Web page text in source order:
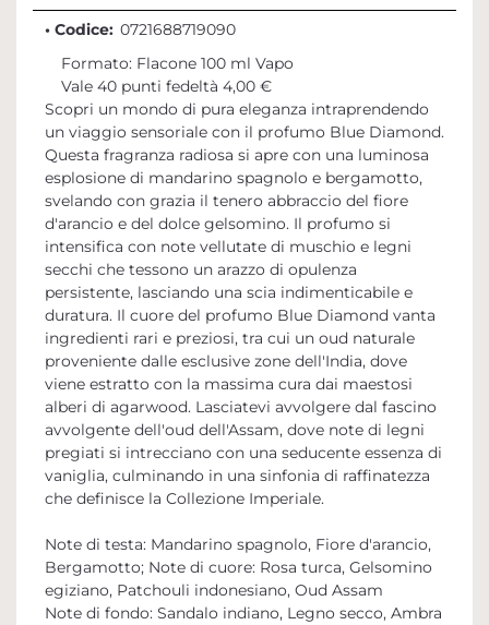
• Codice: 0721688719090
Formato: Flacone 100 ml Vapo
Vale 40 punti fedeltà 4,00 €
Scopri un mondo di pura eleganza intraprendendo
un viaggio sensoriale con il profumo Blue Diamond.
Questa fragranza radiosa si apre con una luminosa
esplosione di mandarino spagnolo e bergamotto,
svelando con grazia il tenero abbraccio del fiore
d'arancio e del dolce gelsomino. Il profumo si
intensifica con note vellutate di muschio e legni
secchi che tessono un arazzo di opulenza
persistente, lasciando una scia indimenticabile e
duratura. Il cuore del profumo Blue Diamond vanta
ingredienti rari e preziosi, tra cui un oud naturale
proveniente dalle esclusive zone dell'India, dove
viene estratto con la massima cura dai maestosi
alberi di agarwood. Lasciatevi avvolgere dal fascino
avvolgente dell'oud dell'Assam, dove note di legni
pregiati si intrecciano con una seducente essenza di
vaniglia, culminando in una sinfonia di raffinatezza
che definisce la Collezione Imperiale.
Note di testa: Mandarino spagnolo, Fiore d'arancio,
Bergamotto; Note di cuore: Rosa turca, Gelsomino
egiziano, Patchouli indonesiano, Oud Assam
Note di fondo: Sandalo indiano, Legno secco, Ambra